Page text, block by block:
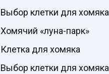
Выбор клетки для хомяка
Хомячий «луна-парк»
Клетка для хомяка
Выбор клетки для хомяка